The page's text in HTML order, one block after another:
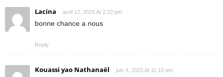
Lacina avril 12, 2025 At 2:22 pm
bonne chance a nous
Reply
Kouassi yao Nathanaël juin 4, 2025 At 11:10 am